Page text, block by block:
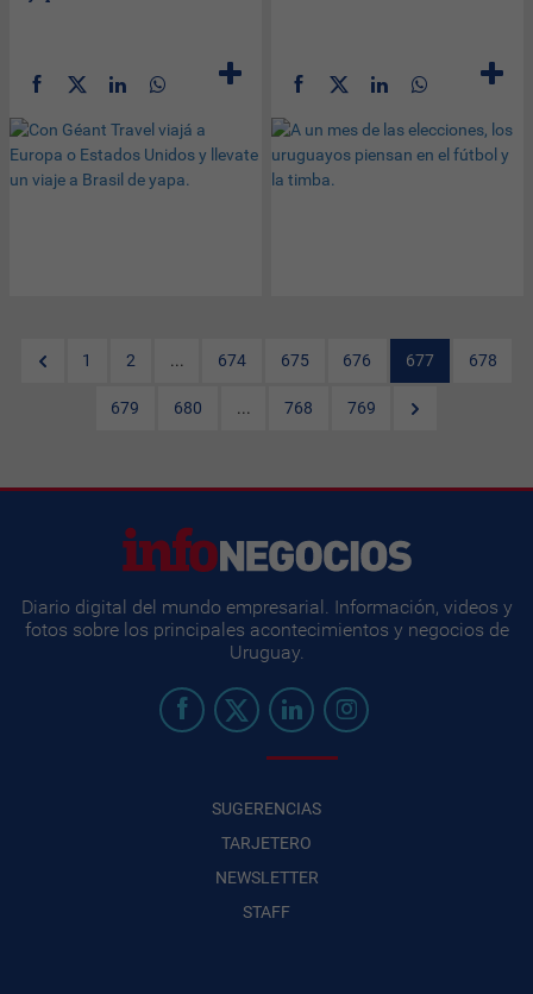
1 2 ... 674 675 676 677 678
679 680 ... 768 769
Diario digital del mundo empresarial. Información, videos y
fotos sobre los principales acontecimientos y negocios de
Uruguay.
SUGERENCIAS
TARJETERO
NEWSLETTER
STAFF